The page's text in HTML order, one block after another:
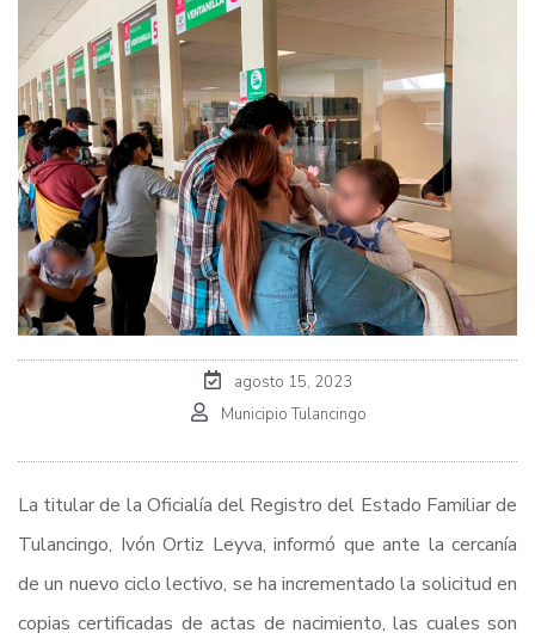
agosto 15, 2023
Municipio Tulancingo
La titular de la Oficialía del Registro del Estado Familiar de
Tulancingo, Ivón Ortiz Leyva, informó que ante la cercanía
de un nuevo ciclo lectivo, se ha incrementado la solicitud en
copias certificadas de actas de nacimiento, las cuales son